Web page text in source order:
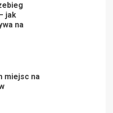
jak
na
miejsc na